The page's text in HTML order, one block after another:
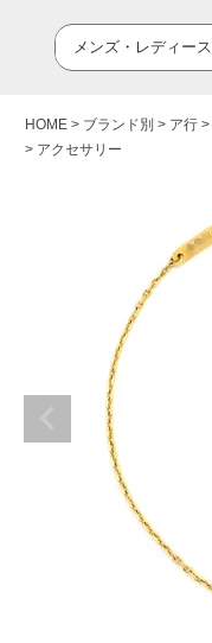
HOME ブランド別 ア行
アクセサリー